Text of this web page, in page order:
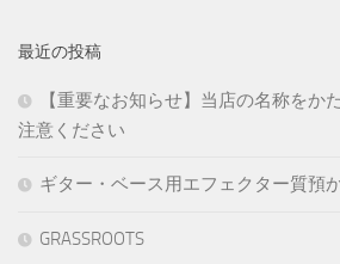
最近の投稿
【重要なお知らせ】当店の名称をか
注意ください
ギター・ベース用エフェクター質預
GRASSROOTS